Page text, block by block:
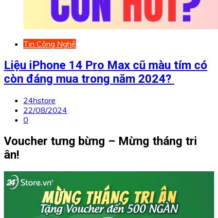
Tin Công Nghệ
Liệu iPhone 14 Pro Max cũ màu tím có
còn đáng mua trong năm 2024?
24hstore
22/08/2024
0
Voucher tưng bừng – Mừng tháng tri
ân!